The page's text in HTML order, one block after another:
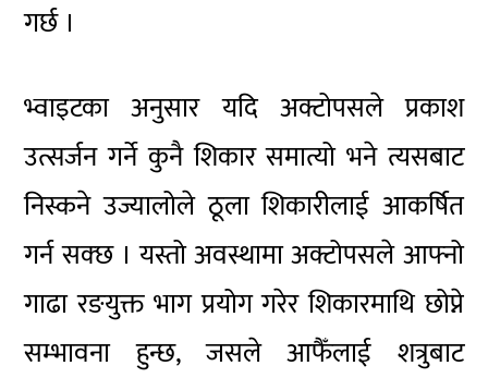
गर्छ ।
भ्वाइटका अनुसार यदि अक्टोपसले प्रकाश
उत्सर्जन गर्ने कुनै शिकार समात्यो भने त्यसबाट
निस्कने उज्यालोले ठूला शिकारीलाई आकर्षित
गर्न सक्छ । यस्तो अवस्थामा अक्टोपसले आफ्नो
गाढा रङयुक्त भाग प्रयोग गरेर शिकारमाथि छोप्ने
सम्भावना हुन्छ, जसले आफैँलाई शत्रुबाट